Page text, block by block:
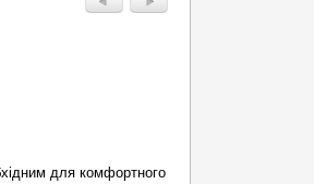
для комфортного